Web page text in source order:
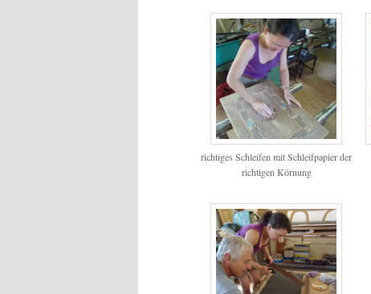
richtiges Schleifen mit Schleifpapier der
richtigen Körnung